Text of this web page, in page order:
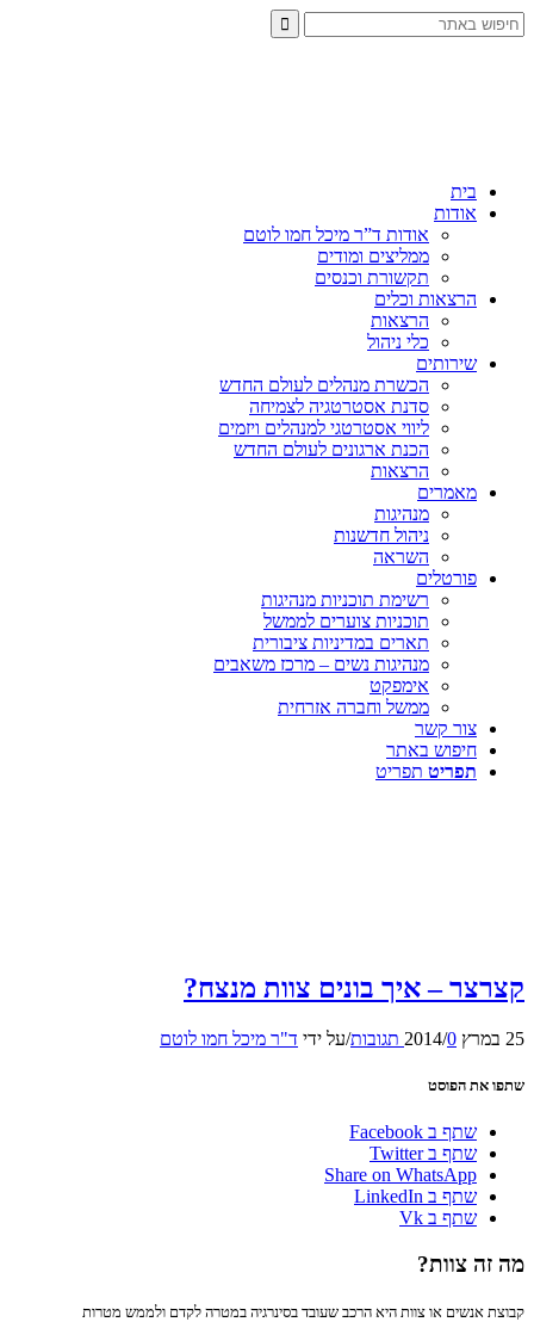
בית
אודות
אודות ד”ר מיכל חמו לוטם
ממליצים ומודים
תקשורת וכנסים
הרצאות וכלים
הרצאות
כלי ניהול
שירותים
הכשרת מנהלים לעולם החדש
סדנת אסטרטגיה לצמיחה
ליווי אסטרטגי למנהלים ויזמים
הכנת ארגונים לעולם החדש
הרצאות
מאמרים
מנהיגות
ניהול חדשנות
השראה
פורטלים
רשימת תוכניות מנהיגות
תוכניות צוערים לממשל
תארים במדיניות ציבורית
מנהיגות נשים – מרכז משאבים
אימפקט
ממשל וחברה אזרחית
צור קשר
חיפוש באתר
תפריט תפריט
קצרצר – איך בונים צוות מנצח?
25 במרץ 2014 /0 תגובות /על ידי ד"ר מיכל חמו לוטם
שתפו את הפוסט
שתף ב Facebook
שתף ב Twitter
Share on WhatsApp
שתף ב LinkedIn
שתף ב Vk
מה זה צוות?
קבוצת אנשים או צוות היא הרכב שעובד בסינרגיה במטרה לקדם ולממש מטרות